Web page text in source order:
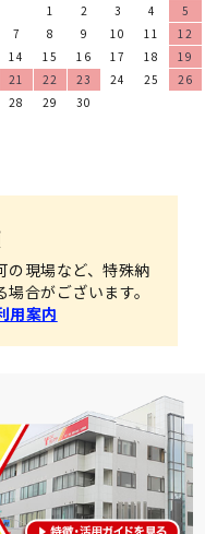
1 2 3 4
5
7 8 9 10 11
12
14 15 16 17 18
19
21 22 23 24 25
26
28 29 30
の現場など、特殊納
合がございます。
用案内